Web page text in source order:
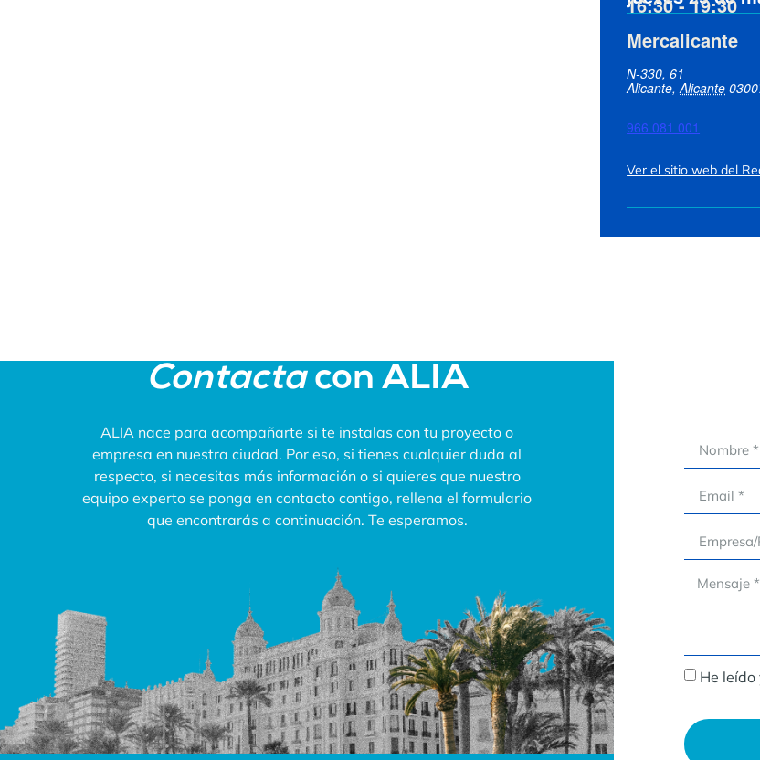
16:30 -19:30
Mercalicante
N-330, 61
Alicante, Alicante
966 081 001
Ver el sitio web del
Contacta con ALIA
ALIA nace para acompañarte si te instalas con tu proyecto o
empresa en nuestra ciudad. Por eso, si tienes cualquier duda al
respecto, si necesitas más información o si quieres que nuestro
equipo experto se ponga en contacto contigo, rellena el formulario
que encontrarás a continuación. Te esperamos.
He